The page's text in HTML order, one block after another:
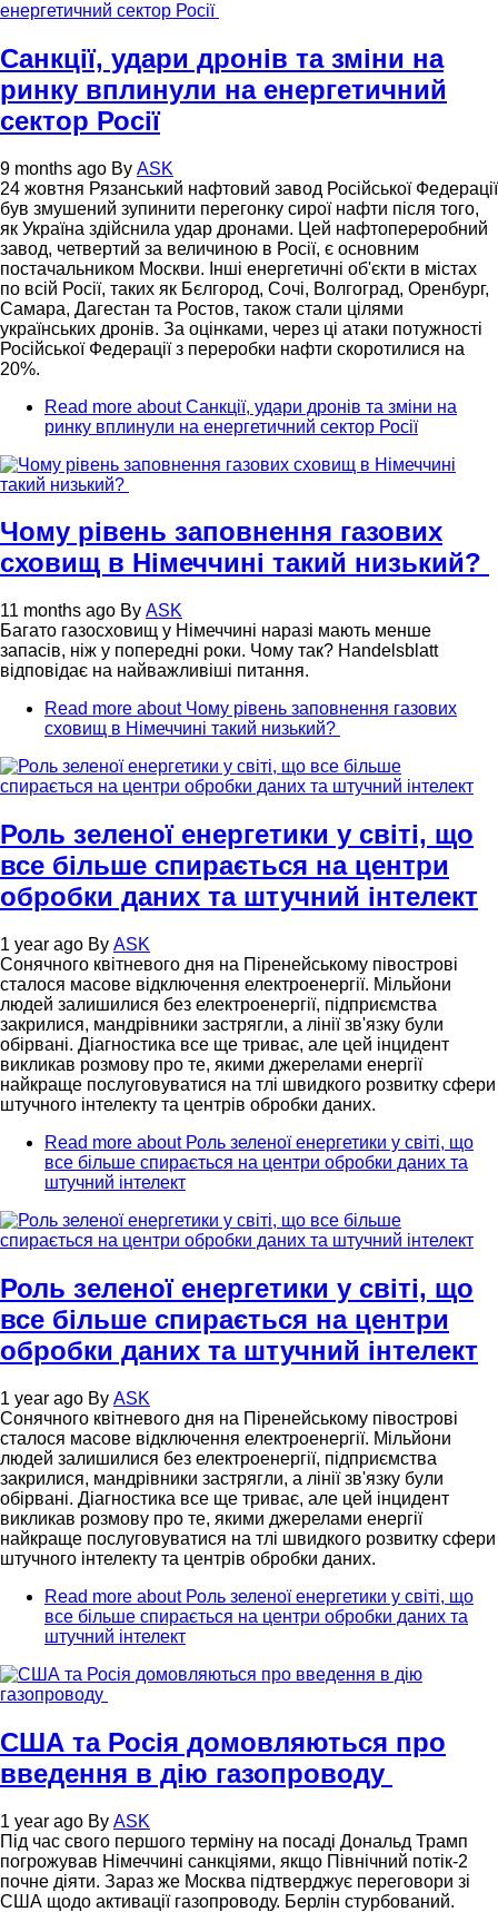
Санкції, удари дронів та зміни на
ринку вплинули на енергетичний
сектор Росії
9 months ago By ASK
24 жовтня Рязанський нафтовий завод Російської Федерації
був змушений зупинити перегонку сирої нафти після того,
як Україна здійснила удар дронами. Цей нафтопереробний
завод, четвертий за величиною в Росії, є основним
постачальником Москви. Інші енергетичні об'єкти в містах
по всій Росії, таких як Бєлгород, Сочі, Волгоград, Оренбург,
Самара, Дагестан та Ростов, також стали цілями
українських дронів. За оцінками, через ці атаки потужності
Російської Федерації з переробки нафти скоротилися на
20%.
Read more about Санкції, удари дронів та зміни на
ринку вплинули на енергетичний сектор Росії
Чому рівень заповнення газових
сховищ в Німеччині такий низький?
11 months ago By ASK
Багато газосховищ у Німеччині наразі мають менше
запасів, ніж у попередні роки. Чому так? Handelsblatt
відповідає на найважливіші питання.
Read more about Чому рівень заповнення газових
сховищ в Німеччині такий низький?
Роль зеленої енергетики у світі, що
все більше спирається на центри
обробки даних та штучний інтелект
1 year ago By ASK
Сонячного квітневого дня на Піренейському півострові
сталося масове відключення електроенергії. Мільйони
людей залишилися без електроенергії, підприємства
закрилися, мандрівники застрягли, а лінії зв'язку були
обірвані. Діагностика все ще триває, але цей інцидент
викликав розмову про те, якими джерелами енергії
найкраще послуговуватися на тлі швидкого розвитку сфери
штучного інтелекту та центрів обробки даних.
Read more about Роль зеленої енергетики у світі, що
все більше спирається на центри обробки даних та
штучний інтелект
Роль зеленої енергетики у світі, що
все більше спирається на центри
обробки даних та штучний інтелект
1 year ago By ASK
Сонячного квітневого дня на Піренейському півострові
сталося масове відключення електроенергії. Мільйони
людей залишилися без електроенергії, підприємства
закрилися, мандрівники застрягли, а лінії зв'язку були
обірвані. Діагностика все ще триває, але цей інцидент
викликав розмову про те, якими джерелами енергії
найкраще послуговуватися на тлі швидкого розвитку сфери
штучного інтелекту та центрів обробки даних.
Read more about Роль зеленої енергетики у світі, що
все більше спирається на центри обробки даних та
штучний інтелект
США та Росія домовляються про
введення в дію газопроводу
1 year ago By ASK
Під час свого першого терміну на посаді Дональд Трамп
погрожував Німеччині санкціями, якщо Північний потік-2
почне діяти. Зараз же Москва підтверджує переговори зі
США щодо активації газопроводу. Берлін стурбований.